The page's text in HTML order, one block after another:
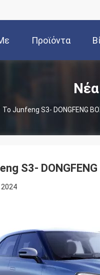
Προϊόντα
Νέα
Το Junfeng S3- DONGFENG
S3-